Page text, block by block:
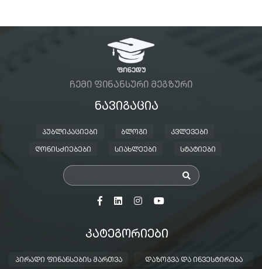
ᲩᲔᲛᲘ ᲤᲘᲜᲐᲜᲡᲣᲠᲘ ᲛᲔᲒᲖᲣᲠᲘ
ᲜᲐᲕᲘᲒᲐᲪᲘᲐ
ᲞᲣᲑᲚᲘᲙᲐᲪᲘᲔᲑᲘ ᲑᲚᲝᲒᲘ ᲙᲕᲚᲔᲕᲔᲑᲘ
ᲦᲝᲜᲘᲡᲫᲘᲔᲑᲔᲑᲘ ᲡᲘᲐᲮᲚᲔᲔᲑᲘ ᲡᲢᲐᲢᲘᲔᲑᲘ
ᲙᲐᲢᲔᲒᲝᲠᲘᲔᲑᲘ
ᲞᲘᲠᲐᲓᲘ ᲤᲘᲜᲐᲜᲡᲔᲑᲘᲡ ᲛᲐᲠᲗᲕᲐ ᲓᲐᲖᲝᲒᲕᲐ ᲓᲐ ᲘᲜᲕᲔᲡᲢᲘᲠᲔᲑᲐ